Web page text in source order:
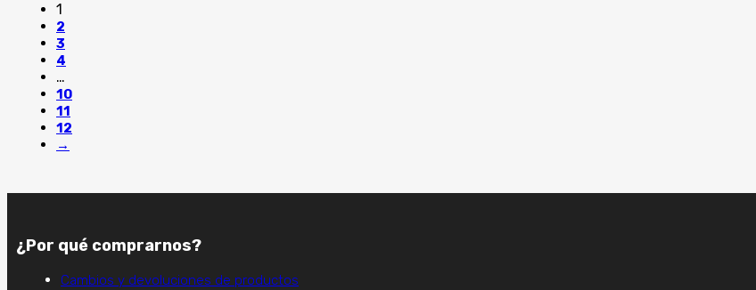
1
2
3
4
…
10
11
12
→
¿Por qué comprarnos?
Cambios y devoluciones de productos